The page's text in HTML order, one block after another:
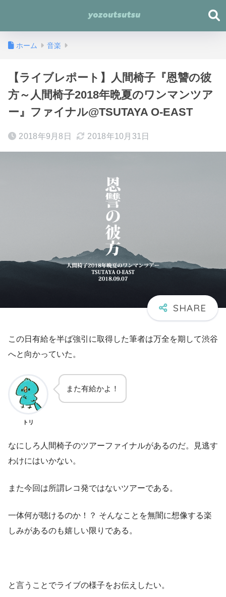
ホーム 音楽
【ライブレポート】人間椅子『恩讐の彼
方～人間椅子2018年晩夏のワンマンツア
ー』ファイナル@TSUTAYA O-EAST
2018年9月8日 2018年10月31日
この日有給を半ば強引に取得した筆者は万全を期して渋谷
へと向かっていた。
トリ
また有給かよ！
なにしろ人間椅子のツアーファイナルがあるのだ。見逃す
わけにはいかない。
また今回は所謂レコ発ではないツアーである。
一体何が聴けるのか！？ そんなことを無闇に想像する楽
しみがあるのも嬉しい限りである。
と言うことでライブの様子をお伝えしたい。